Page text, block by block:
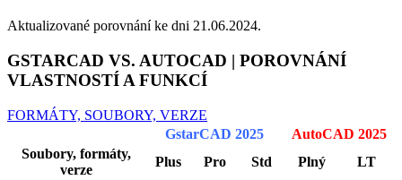
Aktualizované porovnání ke dni 21.06.2024.
GSTARCAD VS. AUTOCAD | POROVNÁNÍ
VLASTNOSTÍ A FUNKCÍ
FORMÁTY, SOUBORY, VERZE
GstarCAD 2025
AutoCAD 2025
Soubory, formáty,
verze
Plus Pro Std Plný
LT